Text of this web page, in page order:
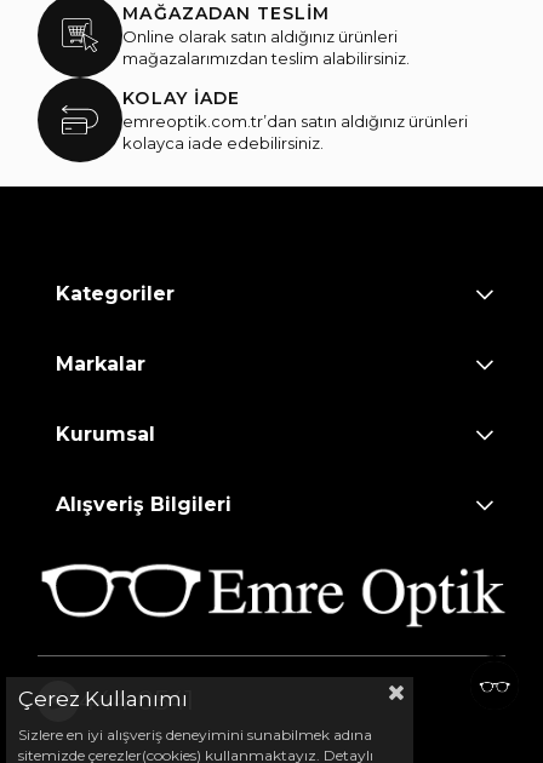
MAĞAZADAN TESLİM
Online olarak satın aldığınız ürünleri
mağazalarımızdan teslim alabilirsiniz.
KOLAY İADE
emreoptik.com.tr’dan satın aldığınız ürünleri
kolayca iade edebilirsiniz.
Kategoriler
Markalar
Kurumsal
Alışveriş Bilgileri
444 0541
Çerez Kullanımı
Sizlere en iyi alışveriş deneyimini sunabilmek adına
sitemizde çerezler(cookies) kullanmaktayız. Detaylı